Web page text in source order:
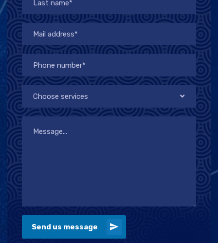
Choose services
Send us message